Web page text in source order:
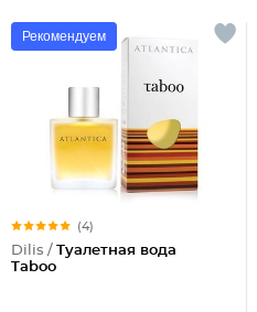
Рекомендуем
(4)
Dilis / Туалетная вода
Taboo